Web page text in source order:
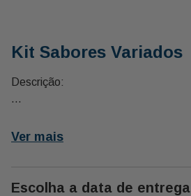
Kit Sabores Variados
Descrição:
01queijo Gouda 50g
01milho Mostarda e Mel 30g
Ver mais
Escolha a data de entrega